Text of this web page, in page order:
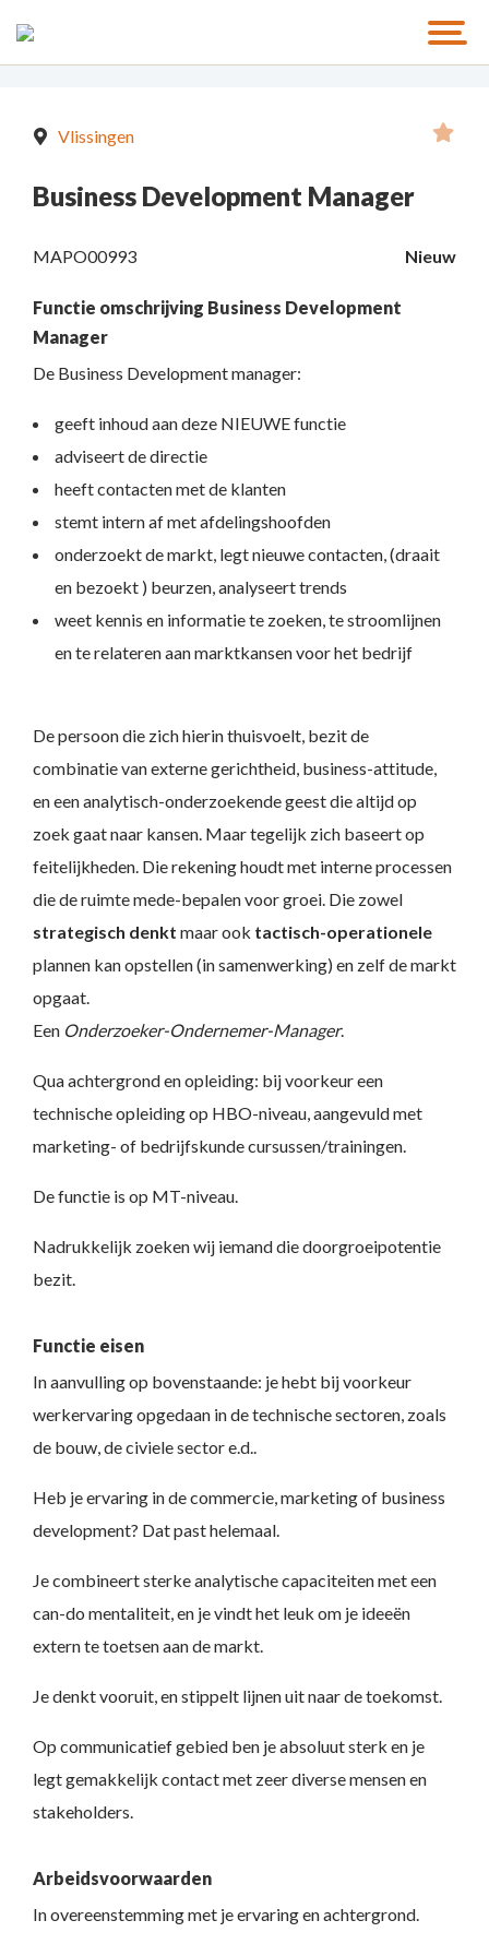
Vlissingen
Business Development Manager
MAPO00993 Nieuw
Functie omschrijving Business Development
Manager
De Business Development manager:
geeft inhoud aan deze NIEUWE functie
adviseert de directie
heeft contacten met de klanten
stemt intern af met afdelingshoofden
onderzoekt de markt, legt nieuwe contacten, (draait
en bezoekt ) beurzen, analyseert trends
weet kennis en informatie te zoeken, te stroomlijnen
en te relateren aan marktkansen voor het bedrijf
De persoon die zich hierin thuisvoelt, bezit de
combinatie van externe gerichtheid, business-attitude,
en een analytisch-onderzoekende geest die altijd op
zoek gaat naar kansen. Maar tegelijk zich baseert op
feitelijkheden. Die rekening houdt met interne processen
die de ruimte mede-bepalen voor groei. Die zowel
strategisch denkt maar ook tactisch-operationele
plannen kan opstellen (in samenwerking) en zelf de markt
opgaat.
Een Onderzoeker-Ondernemer-Manager.
Qua achtergrond en opleiding: bij voorkeur een
technische opleiding op HBO-niveau, aangevuld met
marketing- of bedrijfskunde cursussen/trainingen.
De functie is op MT-niveau.
Nadrukkelijk zoeken wij iemand die doorgroeipotentie
bezit.
Functie eisen
In aanvulling op bovenstaande: je hebt bij voorkeur
werkervaring opgedaan in de technische sectoren, zoals
de bouw, de civiele sector e.d..
Heb je ervaring in de commercie, marketing of business
development? Dat past helemaal.
Je combineert sterke analytische capaciteiten met een
can-do mentaliteit, en je vindt het leuk om je ideeën
extern te toetsen aan de markt.
Je denkt vooruit, en stippelt lijnen uit naar de toekomst.
Op communicatief gebied ben je absoluut sterk en je
legt gemakkelijk contact met zeer diverse mensen en
stakeholders.
Arbeidsvoorwaarden
In overeenstemming met je ervaring en achtergrond.